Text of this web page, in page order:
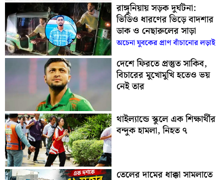
রাঙ্গুনিয়ায় সড়ক দুর্ঘটনা:
ভিডিও ধারণের ভিড়ে বাদশার
ডাক ও নেছারুলের সাড়া
অচেনা যুবকের প্রাণ বাঁচানোর লড়াই
দেশে ফিরতে প্রস্তুত সাকিব,
বিচারের মুখোমুখি হতেও ভয়
নেই তার
থাইল্যান্ডে স্কুলে এক শিক্ষার্থীর
বন্দুক হামলা, নিহত ৭
তেলের দামের ধাক্কা সামলাতে